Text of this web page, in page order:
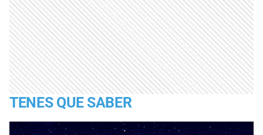
TENES QUE SABER